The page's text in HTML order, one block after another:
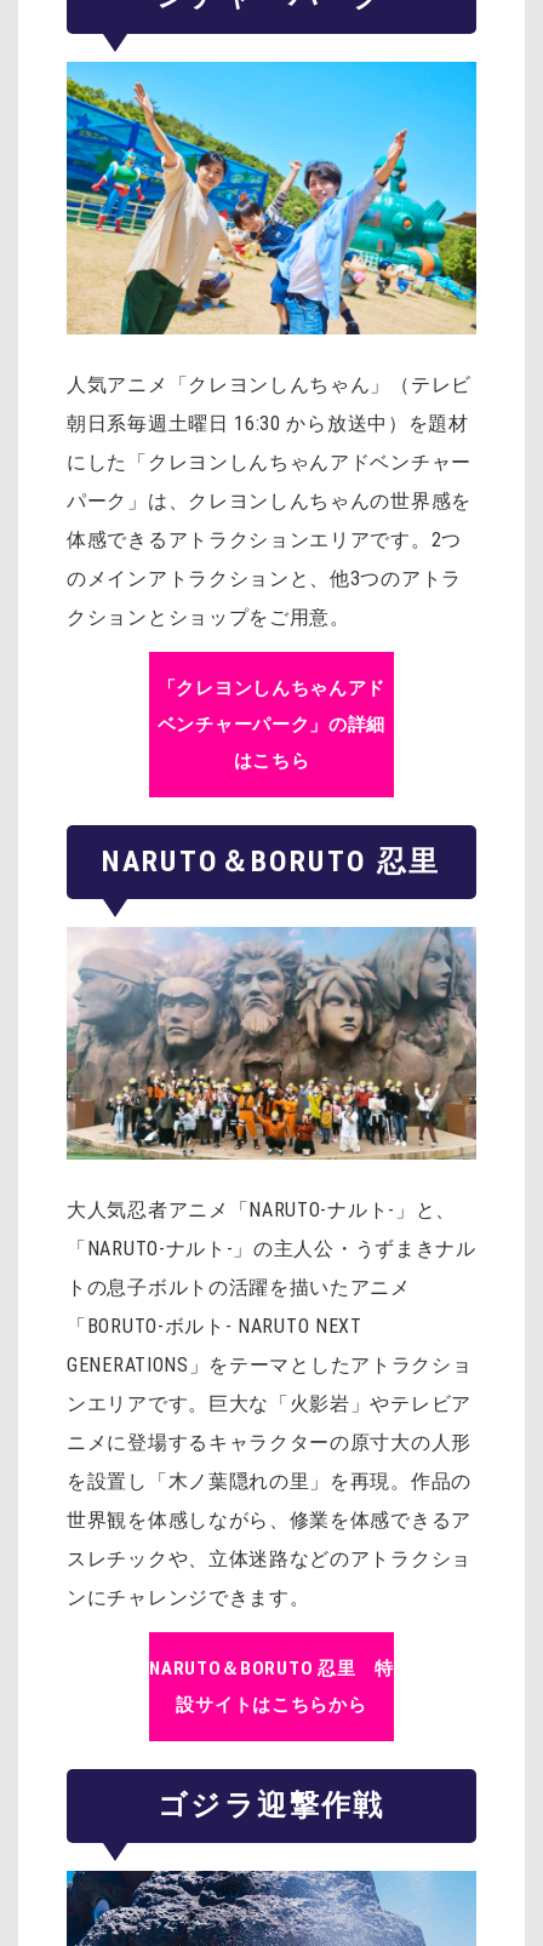
人気アニメ「クレヨンしんちゃん」（テレビ
朝日系毎週土曜日 16:30 から放送中）を題材
にした「クレヨンしんちゃんアドベンチャー
パーク」は、クレヨンしんちゃんの世界感を
体感できるアトラクションエリアです。2つ
のメインアトラクションと、他3つのアトラ
クションとショップをご用意。
「クレヨンしんちゃんアド
ベンチャーパーク」の詳細
はこちら
NARUTO＆BORUTO 忍里
大人気忍者アニメ「NARUTO-ナルト-」と、
「NARUTO-ナルト-」の主人公・うずまきナル
トの息子ボルトの活躍を描いたアニメ
「BORUTO-ボルト- NARUTO NEXT
GENERATIONS」をテーマとしたアトラクショ
ンエリアです。巨大な「火影岩」やテレビア
ニメに登場するキャラクターの原寸大の人形
を設置し「木ノ葉隠れの里」を再現。作品の
世界観を体感しながら、修業を体感できるア
スレチックや、立体迷路などのアトラクショ
ンにチャレンジできます。
NARUTO＆BORUTO 忍里 特
設サイトはこちらから
ゴジラ迎撃作戦